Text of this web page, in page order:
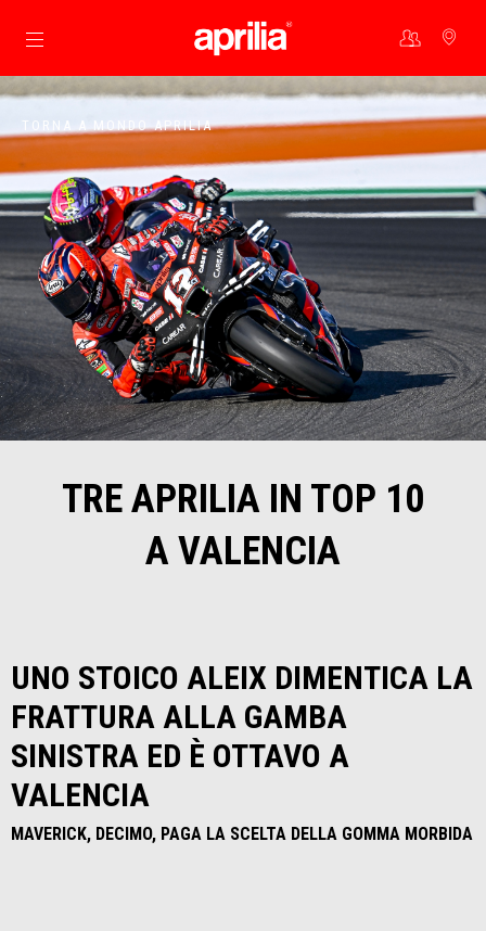
Vai al contenuto principale
TORNA A MONDO APRILIA
TRE APRILIA IN TOP 10
A VALENCIA
UNO STOICO ALEIX DIMENTICA LA
FRATTURA ALLA GAMBA
SINISTRA ED È OTTAVO A
VALENCIA
MAVERICK, DECIMO, PAGA LA SCELTA DELLA GOMMA MORBIDA